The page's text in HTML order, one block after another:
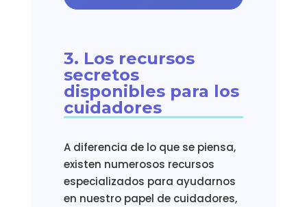
3. Los recursos
secretos
disponibles para los
cuidadores
A diferencia de lo que se piensa,
existen numerosos recursos
especializados para ayudarnos
en nuestro papel de cuidadores,